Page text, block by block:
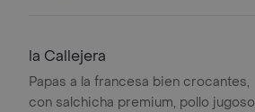
la Callejera
Papas a la francesa bien crocantes,
con salchicha premium, pollo jugoso